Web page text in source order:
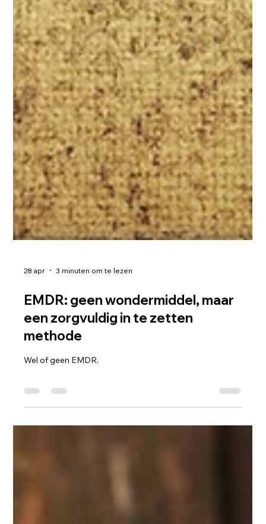
28 apr 3 minuten om te lezen
EMDR: geen wondermiddel, maar
een zorgvuldig in te zetten
methode